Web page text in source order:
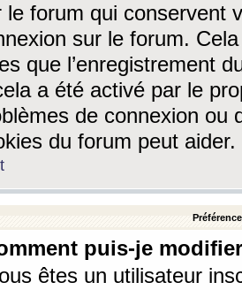
le forum qui conservent
sur le forum.
que l’enregistrement
a été activé par le
de connexion ou
du forum peut aider.
puis-je
êtes un utilisateur